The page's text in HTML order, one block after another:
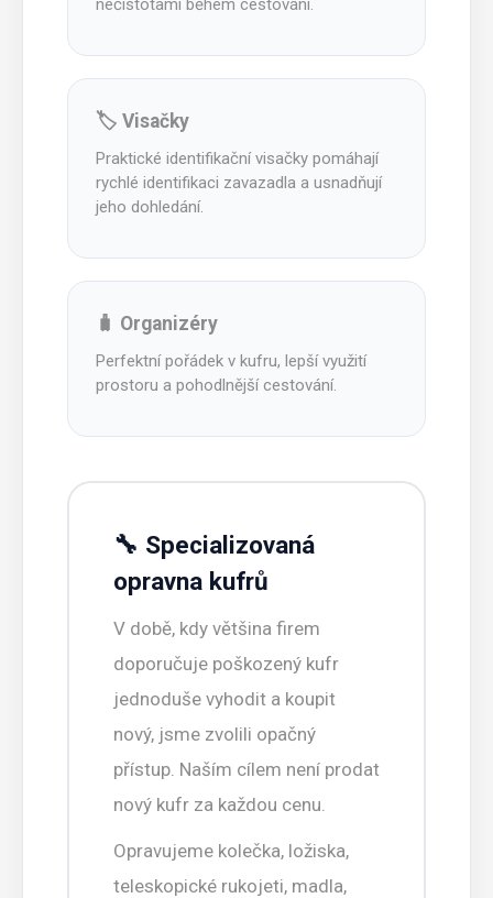
nečistotami během cestování.
🏷️ Visačky
Praktické identifikační visačky pomáhají
rychlé identifikaci zavazadla a usnadňují
jeho dohledání.
🧳 Organizéry
Perfektní pořádek v kufru, lepší využití
prostoru a pohodlnější cestování.
🔧 Specializovaná
opravna kufrů
V době, kdy většina firem
doporučuje poškozený kufr
jednoduše vyhodit a koupit
nový, jsme zvolili opačný
přístup. Naším cílem není prodat
nový kufr za každou cenu.
Opravujeme kolečka, ložiska,
teleskopické rukojeti, madla,